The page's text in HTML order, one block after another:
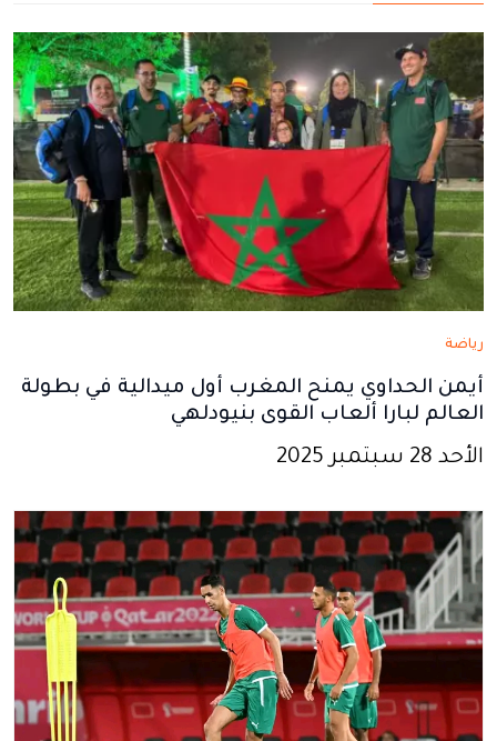
جديدةجديدةجديدة جديدةجديدة
رياضة
أيمن الحداوي يمنح المغرب أول ميدالية في بطولة
العالم لبارا ألعاب القوى بنيودلهي
الأحد 28 سبتمبر 2025